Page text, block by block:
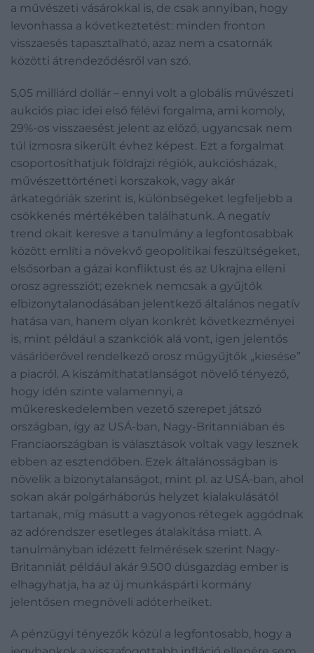
a művészeti vásárokkal is, de csak annyiban, hogy
levonhassa a következtetést: minden fronton
visszaesés tapasztalható, azaz nem a csatornák
közötti átrendeződésről van szó.
5,05 milliárd dollár – ennyi volt a globális művészeti
aukciós piac idei első félévi forgalma, ami komoly,
29%-os visszaesést jelent az előző, ugyancsak nem
túl izmosra sikerült évhez képest. Ezt a forgalmat
csoportosíthatjuk földrajzi régiók, aukciósházak,
művészettörténeti korszakok, vagy akár
árkategóriák szerint is, különbségeket legfeljebb a
csökkenés mértékében találhatunk. A negatív
trend okait keresve a tanulmány a legfontosabbak
között említi a növekvő geopolitikai feszültségeket,
elsősorban a gázai konfliktust és az Ukrajna elleni
orosz agressziót; ezeknek nemcsak a gyűjtők
elbizonytalanodásában jelentkező általános negatív
hatása van, hanem olyan konkrét következményei
is, mint például a szankciók alá vont, igen jelentős
vásárlóerővel rendelkező orosz műgyűjtők „kiesése”
a piacról. A kiszámíthatatlanságot növelő tényező,
hogy idén szinte valamennyi, a
műkereskedelemben vezető szerepet játszó
országban, így az USÁ-ban, Nagy-Britanniában és
Franciaországban is választások voltak vagy lesznek
ebben az esztendőben. Ezek általánosságban is
növelik a bizonytalanságot, mint pl. az USÁ-ban, ahol
sokan akár polgárháborús helyzet kialakulásától
tartanak, míg másutt a vagyonos rétegek aggódnak
az adórendszer esetleges átalakítása miatt. A
tanulmányban idézett felmérések szerint Nagy-
Britanniát például akár 9.500 dúsgazdag ember is
elhagyhatja, ha az új munkáspárti kormány
jelentősen megnöveli adóterheiket.
A pénzügyi tényezők közül a legfontosabb, hogy a